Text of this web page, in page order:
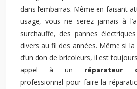
dans l’embarras. Même en faisant
usage, vous ne serez jamais à
surchauffe, des pannes
divers au fil des années. Même si
d’un don de bricoleurs, il est
appel à un réparateur
professionnel pour faire la